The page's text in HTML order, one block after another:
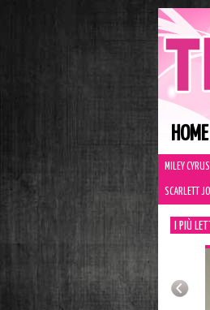
HOME
MILEY CYRUS
SCARLETT
I PIÙ